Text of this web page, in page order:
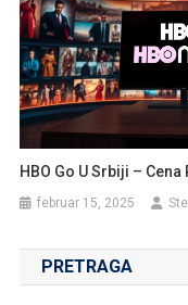
HBO Go U Srbiji –
februar 15, 2025
PRETRAGA